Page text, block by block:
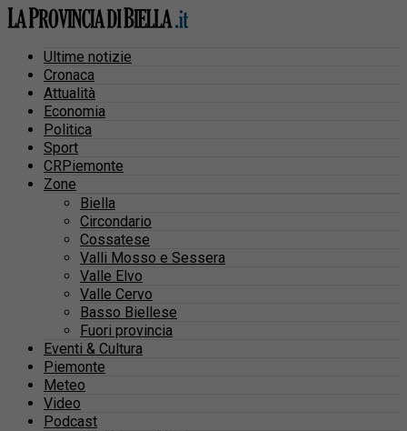
Ultime notizie
Cronaca
Attualità
Economia
Politica
Sport
CRPiemonte
Zone
Biella
Circondario
Cossatese
Valli Mosso e Sessera
Valle Elvo
Valle Cervo
Basso Biellese
Fuori provincia
Eventi & Cultura
Piemonte
Meteo
Video
Podcast